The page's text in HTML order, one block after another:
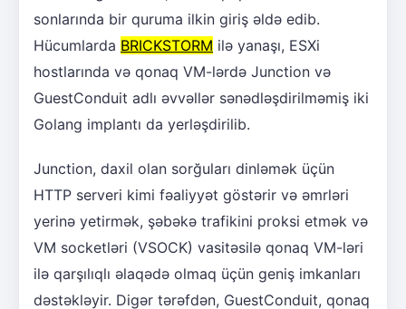
sonlarında bir quruma ilkin giriş əldə edib.
Hücumlarda BRICKSTORM ilə yanaşı, ESXi
hostlarında və qonaq VM-lərdə Junction və
GuestConduit adlı əvvəllər sənədləşdirilməmiş iki
Golang implantı da yerləşdirilib.
Junction, daxil olan sorğuları dinləmək üçün
HTTP serveri kimi fəaliyyət göstərir və əmrləri
yerinə yetirmək, şəbəkə trafikini proksi etmək və
VM socketləri (VSOCK) vasitəsilə qonaq VM-ləri
ilə qarşılıqlı əlaqədə olmaq üçün geniş imkanları
dəstəkləyir. Digər tərəfdən, GuestConduit, qonaq